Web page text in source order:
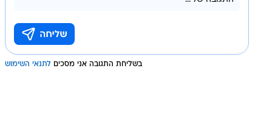
בשליחת התגובה אני מסכים לתנאי השימוש